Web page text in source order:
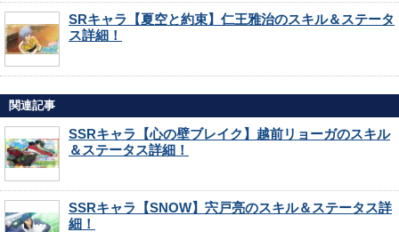
SRキャラ【夏空と約束】仁王雅治のスキル＆ステータ
ス詳細！
関連記事
SSRキャラ【心の壁ブレイク】越前リョーガのスキル
＆ステータス詳細！
SSRキャラ【SNOW】宍戸亮のスキル＆ステータス詳
細！